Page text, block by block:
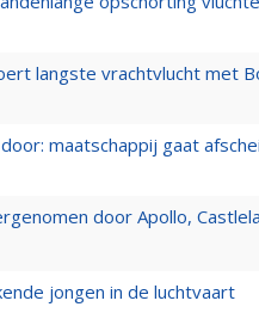
langste vrachtvlucht met
door: maatschappij gaat
door Apollo,
jongen in de luchtvaart